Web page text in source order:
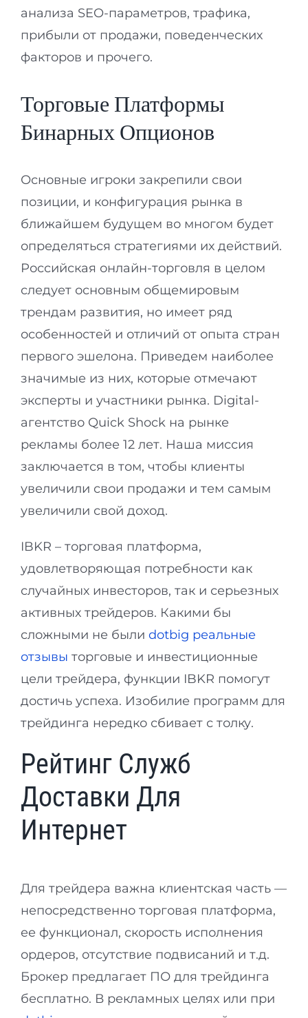
анализа SEO-параметров, трафика,
прибыли от продажи, поведенческих
факторов и прочего.
Торговые Платформы
Бинарных Опционов
Основные игроки закрепили свои
позиции, и конфигурация рынка в
ближайшем будущем во многом будет
определяться стратегиями их действий.
Российская онлайн-торговля в целом
следует основным общемировым
трендам развития, но имеет ряд
особенностей и отличий от опыта стран
первого эшелона. Приведем наиболее
значимые из них, которые отмечают
эксперты и участники рынка. Digital-
агентство Quick Shock на рынке
рекламы более 12 лет. Наша миссия
заключается в том, чтобы клиенты
увеличили свои продажи и тем самым
увеличили свой доход.
IBKR – торговая платформа,
удовлетворяющая потребности как
случайных инвесторов, так и серьезных
активных трейдеров. Какими бы
сложными не были dotbig реальные
отзывы торговые и инвестиционные
цели трейдера, функции IBKR помогут
достичь успеха. Изобилие программ для
трейдинга нередко сбивает с толку.
Рейтинг Служб
Доставки Для
Интернет
Для трейдера важна клиентская часть —
непосредственно торговая платформа,
ее функционал, скорость исполнения
ордеров, отсутствие подвисаний и т.д.
Брокер предлагает ПО для трейдинга
бесплатно. В рекламных целях или при